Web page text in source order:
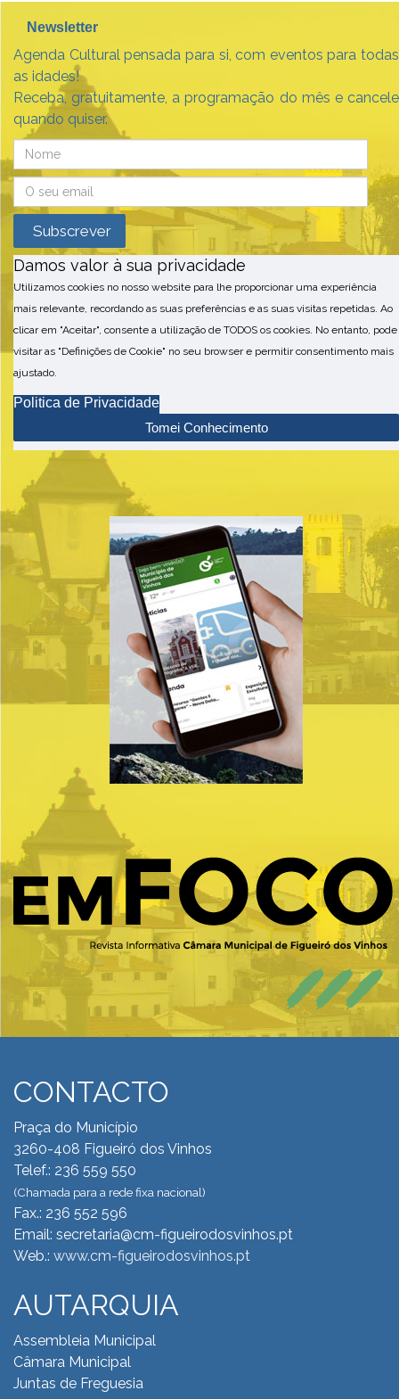
Newsletter
Agenda Cultural pensada para si, com eventos para todas
as idades!
Receba, gratuitamente, a programação do mês e cancele
quando quiser.
Damos valor à sua privacidade
Utilizamos cookies no nosso website para lhe proporcionar uma experiência
mais relevante, recordando as suas preferências e as suas visitas repetidas. Ao
clicar em "Aceitar", consente a utilização de TODOS os cookies. No entanto, pode
visitar as "Definições de Cookie" no seu browser e permitir consentimento mais
ajustado.
Politica de Privacidade
Tomei Conhecimento
CONTACTO
Praça do Município
3260-408 Figueiró dos Vinhos
Telef.: 236 559 550
(Chamada para a rede fixa nacional)
Fax.: 236 552 596
Email: secretaria@cm-figueirodosvinhos.pt
Web.: www.cm-figueirodosvinhos.pt
AUTARQUIA
Assembleia Municipal
Câmara Municipal
Juntas de Freguesia